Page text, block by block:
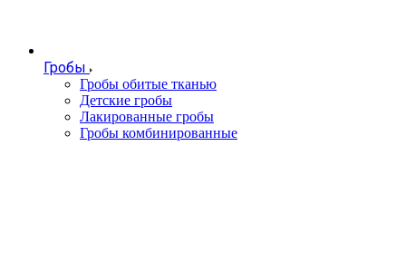
Гробы
Гробы обитые тканью
Детские гробы
Лакированные гробы
Гробы комбинированные